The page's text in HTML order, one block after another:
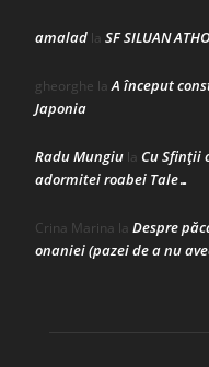
amalad la SF SILUAN
gheorghe laA început
Japonia
Radu Mungiu la Cu Sfinții
adormitei roabei Tale…
Crina Marina la Despre
onaniei (pazei de a nu